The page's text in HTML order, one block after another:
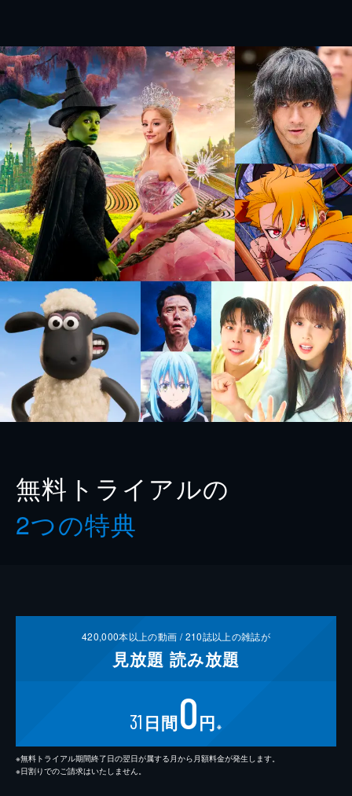
無料トライアルの
2つの特典
420,000本以上の動画 /210誌以上の雑誌が
見放題 読み放題
31 日間0円 ※
※無料トライアル期間終了日の翌日が属する月から月額料金が発生します。
※日割りでのご請求はいたしません。